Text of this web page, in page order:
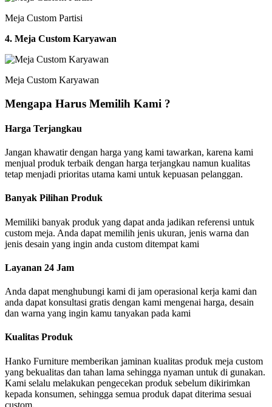
Meja Custom Partisi
4. Meja Custom Karyawan
Meja Custom Karyawan
Mengapa Harus Memilih Kami ?
Harga Terjangkau
Jangan khawatir dengan harga yang kami tawarkan, karena kami
menjual produk terbaik dengan harga terjangkau namun kualitas
tetap menjadi prioritas utama kami untuk kepuasan pelanggan.
Banyak Pilihan Produk
Memiliki banyak produk yang dapat anda jadikan referensi untuk
custom meja. Anda dapat memilih jenis ukuran, jenis warna dan
jenis desain yang ingin anda custom ditempat kami
Layanan 24 Jam
Anda dapat menghubungi kami di jam operasional kerja kami dan
anda dapat konsultasi gratis dengan kami mengenai harga, desain
dan warna yang ingin kamu tanyakan pada kami
Kualitas Produk
Hanko Furniture memberikan jaminan kualitas produk meja custom
yang bekualitas dan tahan lama sehingga nyaman untuk di gunakan.
Kami selalu melakukan pengecekan produk sebelum dikirimkan
kepada konsumen, sehingga semua produk dapat diterima sesuai
custom.